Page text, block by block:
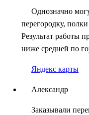
Однозначно
перегородку,
Результат работы
ниже средней по
Яндекс карты
Александр
Заказывали